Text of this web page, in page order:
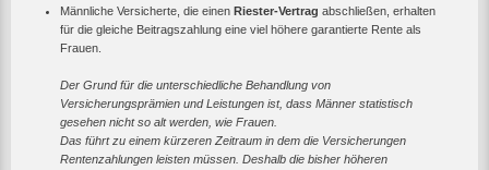
Männliche Versicherte, die einen Riester-Vertrag abschließen, erhalten
für die gleiche Beitragszahlung eine viel höhere garantierte Rente als
Frauen.
Der Grund für die unterschiedliche Behandlung von
Versicherungsprämien und Leistungen ist, dass Männer statistisch
gesehen nicht so alt werden, wie Frauen.
Das führt zu einem kürzeren Zeitraum in dem die Versicherungen
Rentenzahlungen leisten müssen. Deshalb die bisher höheren